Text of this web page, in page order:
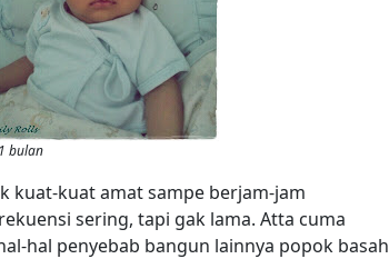
bulan
kuat-kuat amat sampe berjam-jam
sering, tapi gak lama. Atta cuma
hal penyebab bangun lainnya popok basah